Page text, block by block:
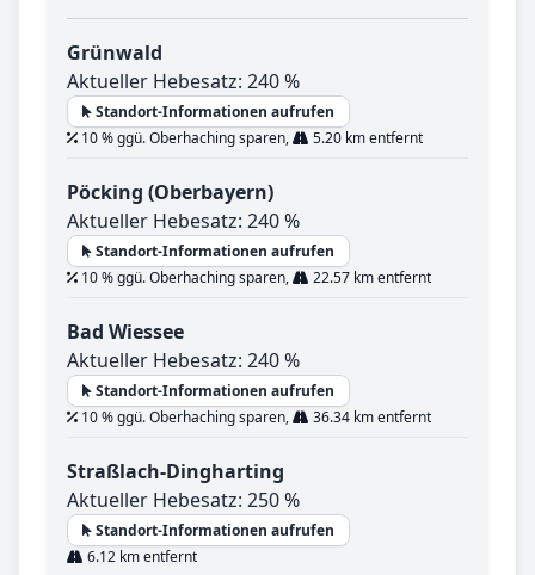
Grünwald
Aktueller Hebesatz: 240 %
Standort-Informationen aufrufen
10 % ggü. Oberhaching sparen,
5.20 km entfernt
Pöcking (Oberbayern)
Aktueller Hebesatz: 240 %
Standort-Informationen aufrufen
10 % ggü. Oberhaching sparen,
22.57 km entfernt
Bad Wiessee
Aktueller Hebesatz: 240 %
Standort-Informationen aufrufen
10 % ggü. Oberhaching sparen,
36.34 km entfernt
Straßlach-Dingharting
Aktueller Hebesatz: 250 %
Standort-Informationen aufrufen
6.12 km entfernt